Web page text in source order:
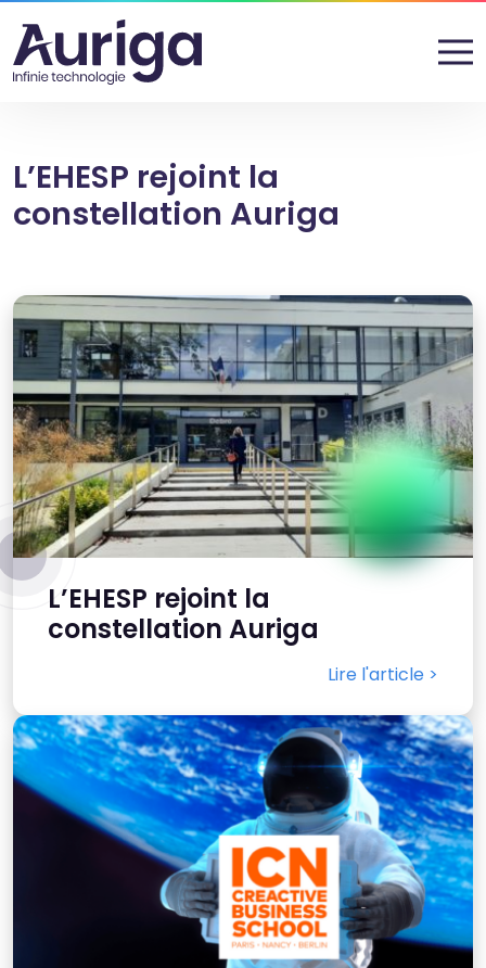
L’EHESP rejoint la
constellation Auriga
L’EHESP rejoint la
constellation Auriga
Lire l'article >